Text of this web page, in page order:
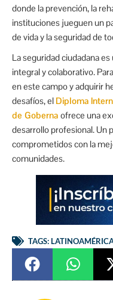
donde la prevención, la
instituciones jueguen un
de vida y la seguridad de
La seguridad ciudadana
integral y colaborativo.
en este campo y adquirir
desafíos, el Diploma
de Goberna ofrece una
desarrollo profesional. Un
comprometidos con la
comunidades.
TAGS: